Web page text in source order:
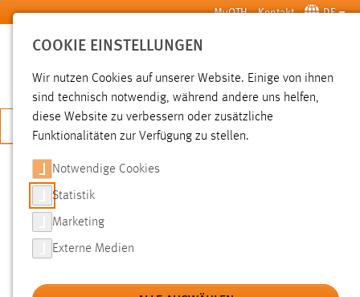
Zum Hauptinhalt springen MyOTH Kontakt DE
SUCHE
JETZT BEWERBEN
SUCHE
FILTER
Typ
COOKIE EINSTELLUNGEN
Wir nutzen Cookies auf unserer Website. Einige von ihnen
sind technisch notwendig, während andere uns helfen,
diese Website zu verbessern oder zusätzliche
Funktionalitäten zur Verfügung zu stellen.
Notwendige Cookies
Statistik
Marketing
Externe Medien